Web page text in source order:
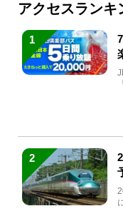
アクセスランキ
1
2